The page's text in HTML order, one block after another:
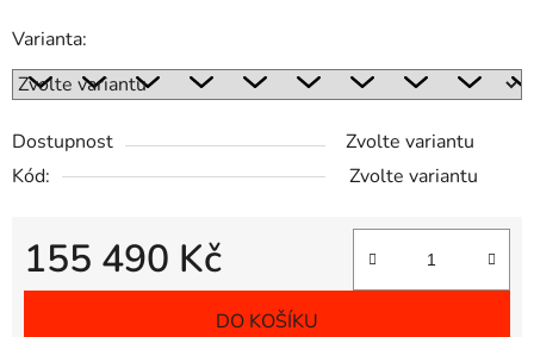
Varianta:
Dostupnost
Zvolte variantu
Kód:
Zvolte variantu
155 490 Kč
Měrná cena:
DO KOŠÍKU